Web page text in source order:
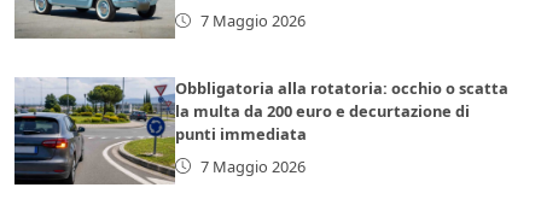
7 Maggio 2026
Obbligatoria alla rotatoria: occhio o scatta
la multa da 200 euro e decurtazione di
punti immediata
7 Maggio 2026